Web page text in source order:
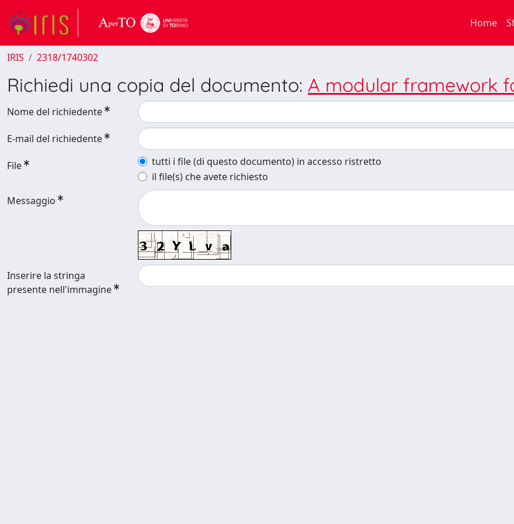
Home
IRIS 2318/1740302
Richiedi una copia del documento: A modular framework
Nome del richiedente
E-mail del richiedente
File
tutti i file (di questo documento) in accesso ristretto
il file(s) che avete richiesto
Messaggio
Inserire la stringa
presente nell'immagine